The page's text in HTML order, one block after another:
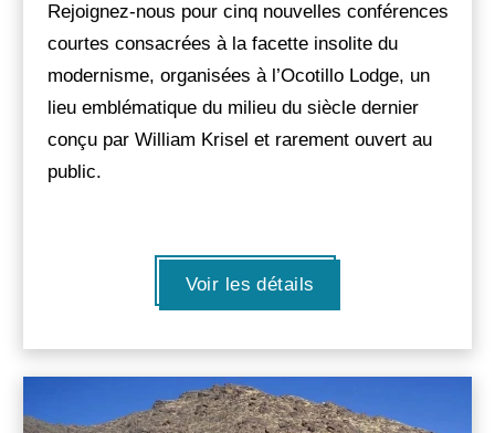
Rejoignez-nous pour cinq nouvelles conférences
courtes consacrées à la facette insolite du
modernisme, organisées à l’Ocotillo Lodge, un
lieu emblématique du milieu du siècle dernier
conçu par William Krisel et rarement ouvert au
public.
Voir les détails